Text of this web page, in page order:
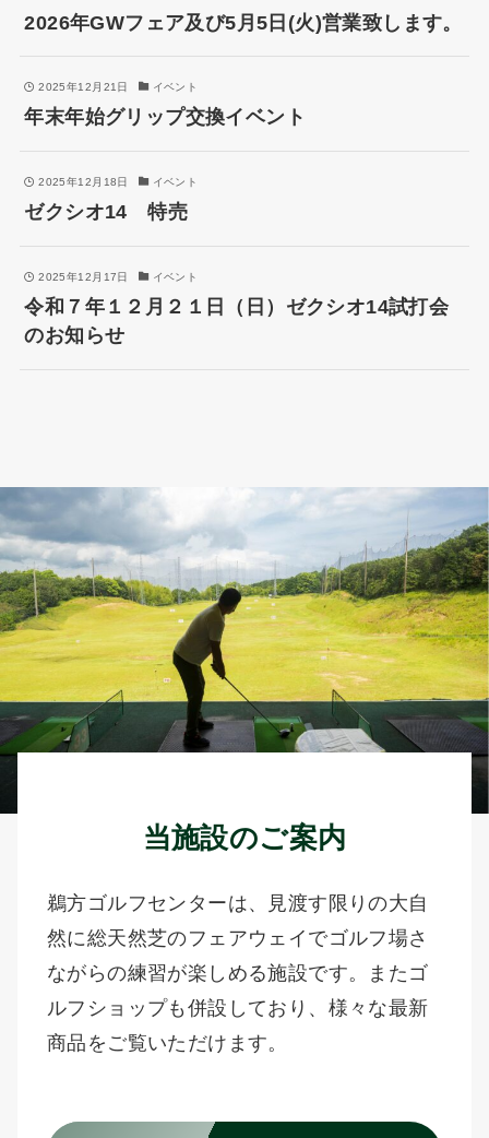
2026年GWフェア及び5月5日(火)営業致します。
2025年12月21日 イベント
年末年始グリップ交換イベント
2025年12月18日 イベント
ゼクシオ14 特売
2025年12月17日 イベント
令和７年１２月２１日（日）ゼクシオ14試打会
のお知らせ
当施設のご案内
鵜方ゴルフセンターは、見渡す限りの大自
然に総天然芝のフェアウェイでゴルフ場さ
ながらの練習が楽しめる施設です。またゴ
ルフショップも併設しており、様々な最新
商品をご覧いただけます。